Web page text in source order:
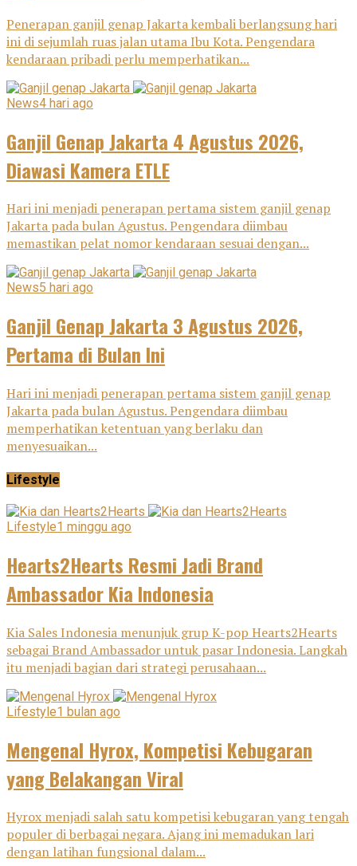
Penerapan ganjil genap Jakarta kembali berlangsung hari
ini di sejumlah ruas jalan utama Ibu Kota. Pengendara
kendaraan pribadi perlu memperhatikan...
News4 hari ago
Ganjil Genap Jakarta 4 Agustus 2026,
Diawasi Kamera ETLE
Hari ini menjadi penerapan pertama sistem ganjil genap
Jakarta pada bulan Agustus. Pengendara diimbau
memastikan pelat nomor kendaraan sesuai dengan...
News5 hari ago
Ganjil Genap Jakarta 3 Agustus 2026,
Pertama di Bulan Ini
Hari ini menjadi penerapan pertama sistem ganjil genap
Jakarta pada bulan Agustus. Pengendara diimbau
memperhatikan ketentuan yang berlaku dan
menyesuaikan...
Lifestyle
Lifestyle1 minggu ago
Hearts2Hearts Resmi Jadi Brand
Ambassador Kia Indonesia
Kia Sales Indonesia menunjuk grup K-pop Hearts2Hearts
sebagai Brand Ambassador untuk pasar Indonesia. Langkah
itu menjadi bagian dari strategi perusahaan...
Lifestyle1 bulan ago
Mengenal Hyrox, Kompetisi Kebugaran
yang Belakangan Viral
Hyrox menjadi salah satu kompetisi kebugaran yang tengah
populer di berbagai negara. Ajang ini memadukan lari
dengan latihan fungsional dalam...